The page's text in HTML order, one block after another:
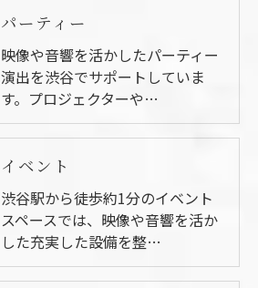
パーティー
映像や音響を活かしたパーティー
演出を渋谷でサポートしていま
す。プロジェクターや…
イベント
渋谷駅から徒歩約1分のイベント
スペースでは、映像や音響を活か
した充実した設備を整…